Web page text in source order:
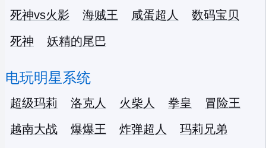
死神vs火影
海贼王 咸蛋超人
数码宝贝
死神
妖精的尾巴
电玩明星系统
超级玛莉 洛克人 火柴人 拳皇
冒险王
越南大战
爆爆王 炸弹超人
玛莉兄弟